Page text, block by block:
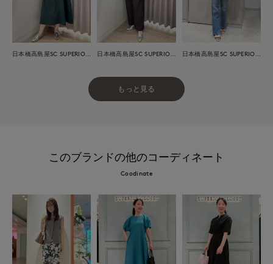
もっと見る
このブランドの他のコーディネート
Coodinate